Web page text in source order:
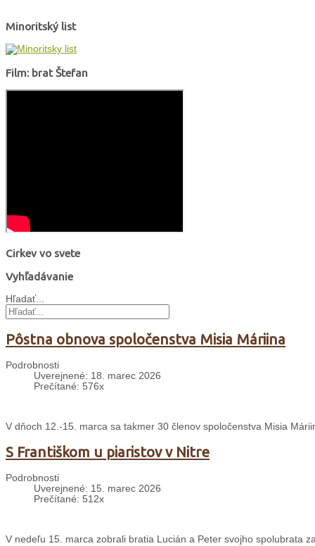
Minoritský list
Film: brat Štefan
Cirkev vo svete
Vyhľadávanie
Hľadať...
Pôstna obnova spoločenstva Misia Máriina
Podrobnosti
Uverejnené: 18. marec 2026
Prečítané: 576x
V dňoch 12.-15. marca sa takmer 30 členov spoločenstva Misia
S Františkom u piaristov v Nitre
Podrobnosti
Uverejnené: 15. marec 2026
Prečítané: 512x
V nedeľu 15. marca zobrali bratia Lucián a Peter svojho spolubrata